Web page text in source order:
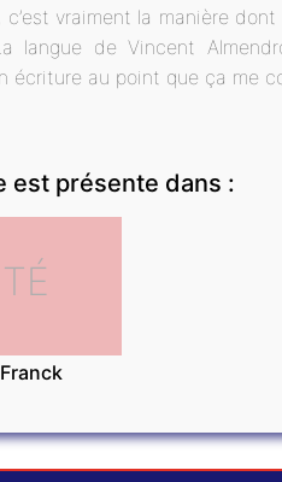
c’est vraiment la manière
langue de Vincent
écriture au point que ça me
est présente dans :